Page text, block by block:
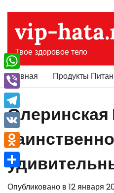
содержимому
vip-
Твое здоровое тело
Главная Продукты
Олеринская
Опубликовано в 12 января
WhatsApp
Viber
Telegram
VK
Odnoklassniki
Отправить